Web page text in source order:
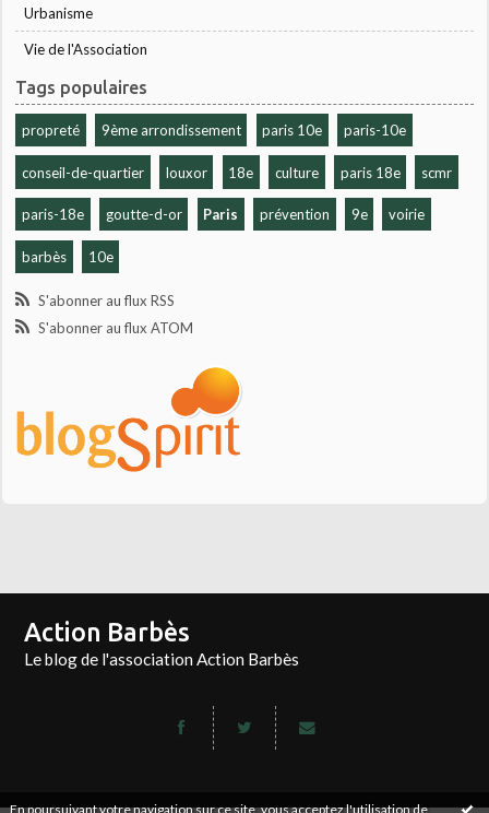
En poursuivant votre navigation sur ce site, vous acceptez l'utilisation de
Urbanisme
Vie de l'Association
Tags populaires
propreté 9ème arrondissement paris 10e paris-10e
conseil-de-quartier louxor 18e culture paris 18e scmr
paris-18e goutte-d-or Paris prévention 9e voirie
barbès 10e
S'abonner au flux RSS
S'abonner au flux ATOM
Action Barbès
Le blog de l'association Action Barbès